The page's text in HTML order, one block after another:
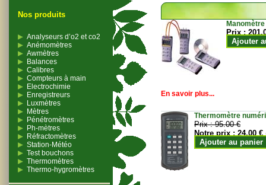
Nos produits
Analyseurs d’o2 et co2
Anémomètres
Awmètres
Balances
Calibres
Compteurs à main
Electrochimie
Enregistreurs
Luxmètres
Mètres
Pénétromètres
Ph-mètres
Réfractomètres
Station-Météo
Test bouchons
Thermomètres
Thermo-hygromètres
Prix :
Ajouter
En savoir plus...
Thermomètre
Prix :95.00 €
Notre prix :24.00 €
Ajouter au panier